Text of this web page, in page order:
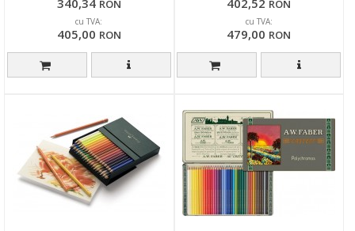
RON
cu TVA:
405,00 RON
RON
cu TVA:
479,00 RON